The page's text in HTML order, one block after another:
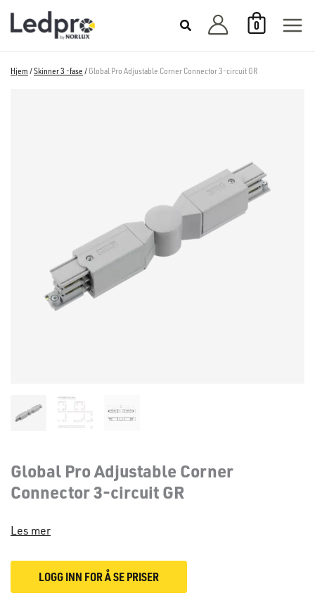
rett
0
Hjem /Skinner 3 -fase / Global Pro Adjustable Corner Connector 3-circuit GR
Global Pro Adjustable Corner
Connector 3-circuit GR
Les mer
LOGG INN FOR Å SE PRISER